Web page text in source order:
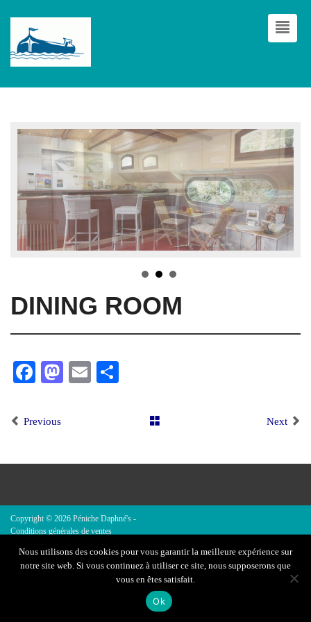
DINING ROOM
Facebook
Mastodon
Email
Previous Next
Copyright © 2026 Péniche Daphné's -
Conditions générales de ventes
Contact
Nous utilisons des cookies pour vous garantir la meilleure expérience sur
notre site web. Si vous continuez à utiliser ce site, nous supposerons que
vous en êtes satisfait.
Ok